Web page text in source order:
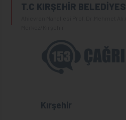
T.C KIRŞEHİR BELEDİYESİ
Kırşehir